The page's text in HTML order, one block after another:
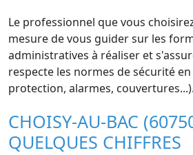
Le professionnel que vous
mesure de vous guider sur les
administratives à réaliser et
respecte les normes de sécurité
protection, alarmes, couvertures...).
CHOISY-AU-BAC
QUELQUES CHIFFRES